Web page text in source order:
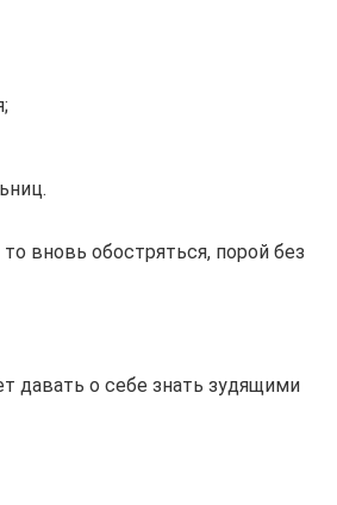
вновь обостряться, порой без
давать о себе знать зудящими